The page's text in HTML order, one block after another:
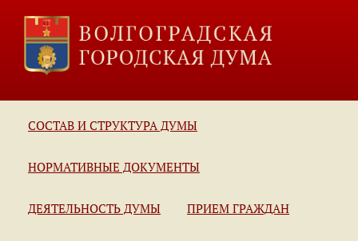
СОСТАВ И СТРУКТУРА ДУМЫ
НОРМАТИВНЫЕ ДОКУМЕНТЫ
ДЕЯТЕЛЬНОСТЬ ДУМЫ ПРИЕМ ГРАЖДАН